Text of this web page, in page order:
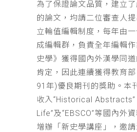
為了保證論文品質，建立
的論文，均請二位審查人
立輪值編輯制度，每年由
成編輯群，負責全年編輯
史學》獲得國內外漢學同
肯定，因此連續獲得教育
91年)優良期刊的獎助。本
收入“Historical
Life”及“EBSCO”等國內外
增辦「新史學講座」，邀